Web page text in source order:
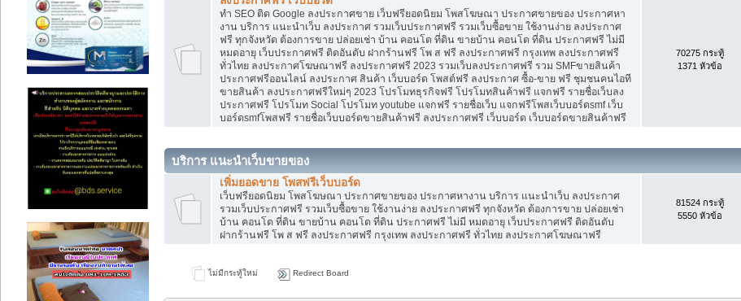
ทำ SEO ติด Google ลงประกาศขาย เว็บฟรียอดนิยม โพสโฆษณา ประกาศขายของ ประกาศหา
งาน บริการ แนะนำเว็บ ลงประกาศ รวมเว็บประกาศฟรี รวมเว็บซื้อขาย ใช้งานง่าย ลงประกาศ
ฟรี ทุกจังหวัด ต้องการขาย ปล่อยเช่า บ้าน คอนโด ที่ดิน ขายบ้าน คอนโด ที่ดิน ประกาศฟรี ไม่มี
หมดอายุ เว็บประกาศฟรี ติดอันดับ ฝากร้านฟรี โพ ส ฟรี ลงประกาศฟรี กรุงเทพ ลงประกาศฟรี
ทั่วไทย ลงประกาศโฆษณาฟรี ลงประกาศฟรี 2023 รวมเว็บลงประกาศฟรี รวม SMFขายสินค้า
ประกาศฟรีออนไลน์ ลงประกาศ สินค้า เว็บบอร์ด โพสต์ฟรี ลงประกาศ ซื้อ-ขาย ฟรี ชุมชนคนไอที
ขายสินค้า ลงประกาศฟรีใหม่ๆ 2023 โปรโมทธุรกิจฟรี โปรโมทสินค้าฟรี แจกฟรี รายชื่อเว็บลง
ประกาศฟรี โปรโมท Social โปรโมท youtube แจกฟรี รายชื่อเว็บ แจกฟรีโพสเว็บบอร์ดsmf เว็บ
บอร์ดsmfโพสฟรี รายชื่อเว็บบอร์ดขายสินค้าฟรี ลงประกาศฟรี เว็บบอร์ด เว็บบอร์ดขายสินค้าฟรี
70275 กระทู้
1371 หัวข้อ
บริการ แนะนำเว็บขายของ
เพิ่มยอดขาย โพสฟรีเว็บบอร์ด
เว็บฟรียอดนิยม โพสโฆษณา ประกาศขายของ ประกาศหางาน บริการ แนะนำเว็บ ลงประกาศ
รวมเว็บประกาศฟรี รวมเว็บซื้อขาย ใช้งานง่าย ลงประกาศฟรี ทุกจังหวัด ต้องการขาย ปล่อยเช่า
บ้าน คอนโด ที่ดิน ขายบ้าน คอนโด ที่ดิน ประกาศฟรี ไม่มี หมดอายุ เว็บประกาศฟรี ติดอันดับ
ฝากร้านฟรี โพ ส ฟรี ลงประกาศฟรี กรุงเทพ ลงประกาศฟรี ทั่วไทย ลงประกาศโฆษณาฟรี
81524 กระทู้
5550 หัวข้อ
ไม่มีกระทู้ใหม่ Redirect Board